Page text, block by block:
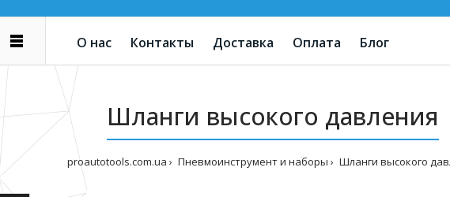
О нас Контакты Доставка Оплата Блог
Шланги высокого давления
proautotools.com.ua Пневмоинструмент и наборы Шланги высокого